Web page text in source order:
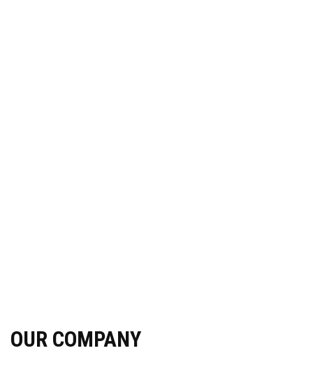
OUR COMPANY